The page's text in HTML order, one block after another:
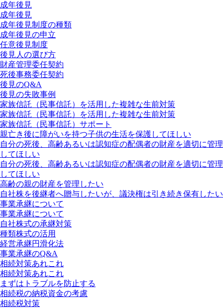
成年後見
成年後見
成年後見制度の種類
成年後見の申立
任意後見制度
後見人の選び方
財産管理委任契約
死後事務委任契約
後見のQ&A
後見の失敗事例
家族信託（民事信託）を活用した複雑な生前対策
家族信託（民事信託）を活用した複雑な生前対策
家族信託（民事信託）サポート
親亡き後に障がいを持つ子供の生活を保護してほしい
自分の死後、高齢あるいは認知症の配偶者の財産を適切に管理
してほしい
自分の死後、高齢あるいは認知症の配偶者の財産を適切に管理
してほしい
高齢の親の財産を管理したい
自社株を後継者へ贈与したいが、議決権は引き続き保有したい
事業承継について
事業承継について
自社株式の承継対策
種類株式の活用
経営承継円滑化法
事業承継のQ&A
相続対策あれこれ
相続対策あれこれ
まずはトラブルを防止する
相続税の納税資金の考慮
相続税対策